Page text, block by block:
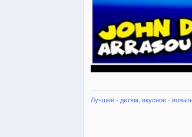
Лучшее - детям, вкусное -